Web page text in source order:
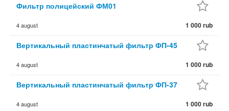
Фильтр полицейский ФМ01
4 august 1 000 rub
Вертикальный пластинчатый фильтр ФП-45
4 august 1 000 rub
Вертикальный пластинчатый фильтр ФП-37
4 august 1 000 rub